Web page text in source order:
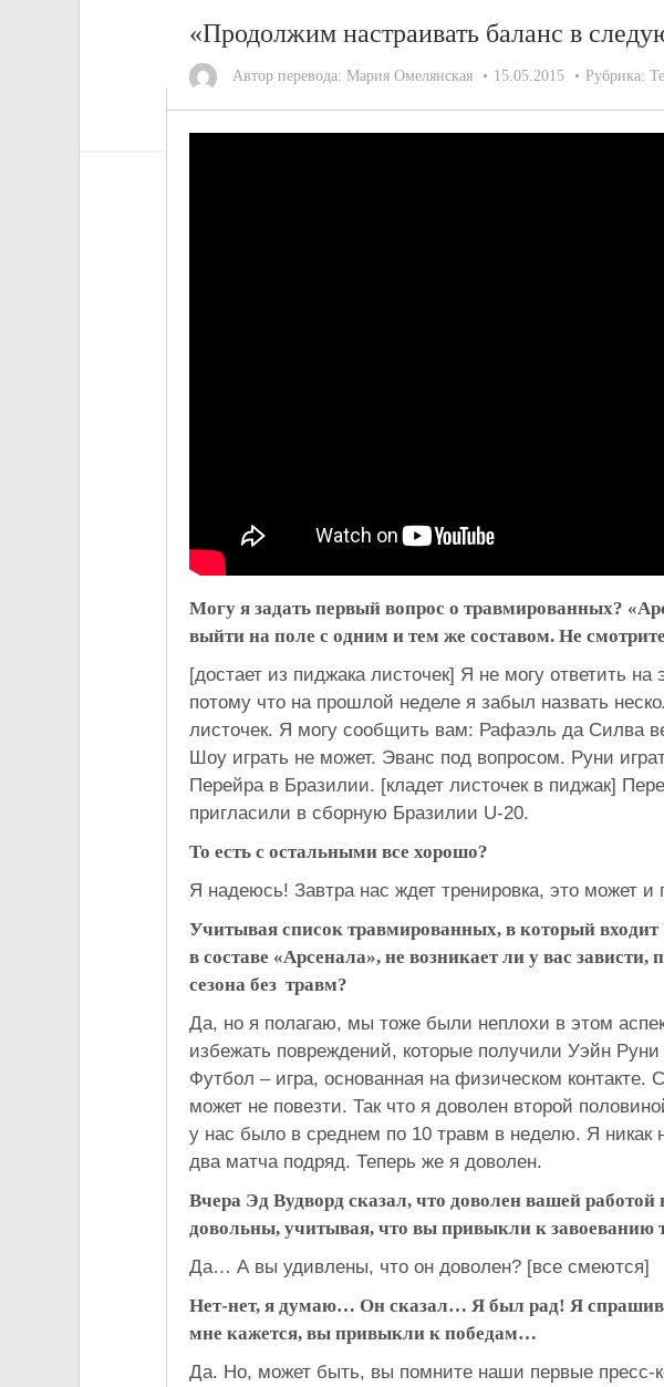
«Продолжим настраивать баланс в
Автор перевода: Мария Омелянская 15.05.2015 Рубрика:
Могу я задать первый вопрос о травмированных?
выйти на поле с одним и тем же составом. Не
[достает из пиджака листочек] Я не могу ответить на
потому что на прошлой неделе я забыл назвать
листочек. Я могу сообщить вам: Рафаэль да Силва
Шоу играть не может. Эванс под вопросом. Руни
Перейра в Бразилии. [кладет листочек в пиджак]
пригласили в сборную Бразилии U-20.
То есть с остальными все хорошо?
Я надеюсь! Завтра нас ждет тренировка, это может и
Учитывая список травмированных, в который
в составе «Арсенала», не возникает ли у вас
сезона без травм?
Да, но я полагаю, мы тоже были неплохи в этом
избежать повреждений, которые получили Уэйн
Футбол – игра, основанная на физическом
может не повезти. Так что я доволен второй
у нас было в среднем по 10 травм в неделю. Я никак
два матча подряд. Теперь же я доволен.
Вчера Эд Вудворд сказал, что доволен вашей
довольны, учитывая, что вы привыкли к завоеванию
Да… А вы удивлены, что он доволен? [все смеются]
Нет-нет, я думаю… Он сказал… Я был рад! Я
мне кажется, вы привыкли к победам…
Да. Но, может быть, вы помните наши первые пресс-